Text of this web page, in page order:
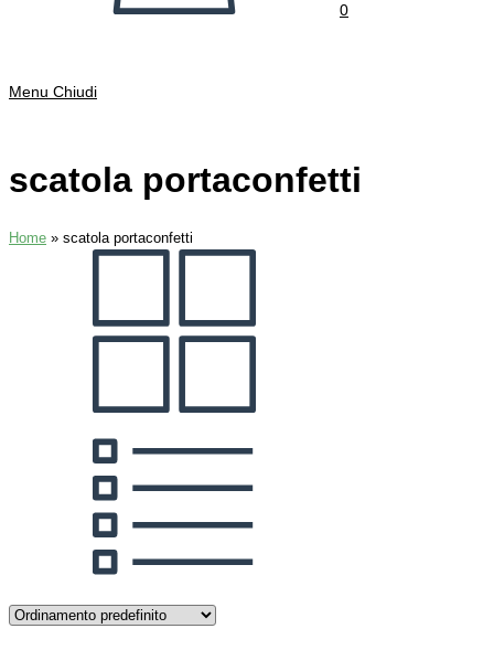
0
Menu Chiudi
scatola portaconfetti
Home » scatola portaconfetti